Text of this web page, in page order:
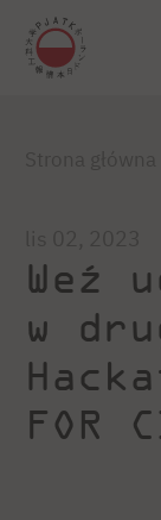
Weź
w
FOR